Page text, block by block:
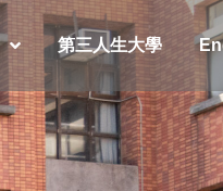
第三人生大學